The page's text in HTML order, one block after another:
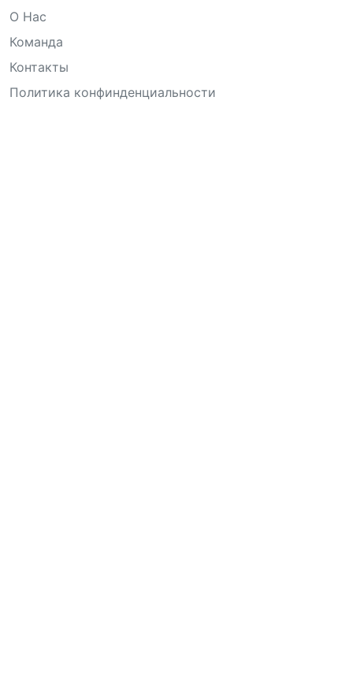
О Нас
Команда
Контакты
Политика конфинденциальности